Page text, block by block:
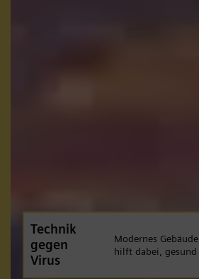
Technik
gegen
Virus
Modernes
hilft dabei, gesund